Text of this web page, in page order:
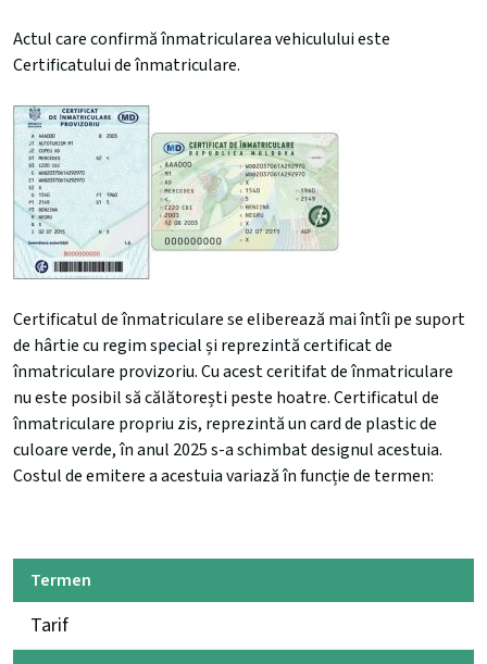
Actul care confirmă înmatricularea vehiculului este
Certificatului de înmatriculare.
Certificatul de înmatriculare se eliberează mai întîi pe suport
de hârtie cu regim special și reprezintă certificat de
înmatriculare provizoriu. Cu acest ceritifat de înmatriculare
nu este posibil să călătorești peste hoatre. Certificatul de
înmatriculare propriu zis, reprezintă un card de plastic de
culoare verde, în anul 2025 s-a schimbat designul acestuia.
Costul de emitere a acestuia variază în funcție de termen:
Termen
Tarif